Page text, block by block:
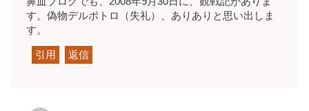
す。偽物デルポトロ（失礼）、ありありと思い出しま
す。
引用 返信